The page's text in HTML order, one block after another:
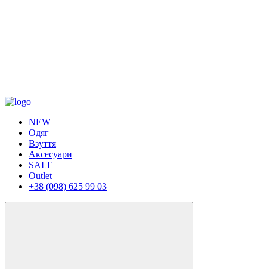
NEW
Одяг
Взуття
Аксесуари
SALE
Outlet
+38 (098) 625 99 03